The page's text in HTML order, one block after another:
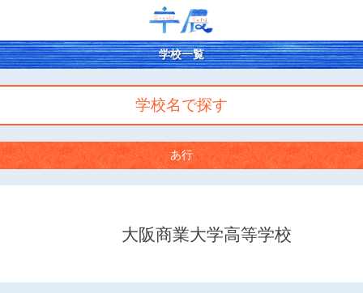
学校一覧
学校名で探す
あ行
大阪商業大学高等学校